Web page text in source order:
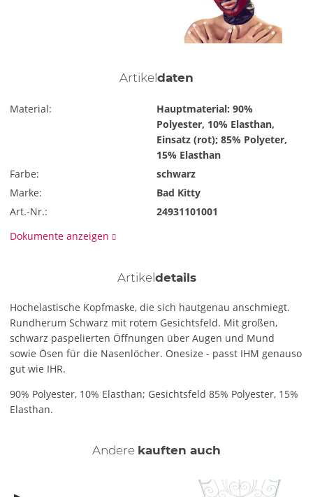
Artikel daten
Material:
Hauptmaterial: 90%
Polyester, 10% Elasthan,
Einsatz (rot); 85% Polyeter,
15% Elasthan
Farbe:
schwarz
Marke:
Bad Kitty
Art.-Nr.:
24931101001
Dokumente anzeigen
Artikel details
Hochelastische Kopfmaske, die sich hautgenau anschmiegt.
Rundherum Schwarz mit rotem Gesichtsfeld. Mit großen,
schwarz paspelierten Öffnungen über Augen und Mund
sowie Ösen für die Nasenlöcher. Onesize - passt IHM genauso
gut wie IHR.
90% Polyester, 10% Elasthan; Gesichtsfeld 85% Polyester, 15%
Elasthan.
Andere kauften auch